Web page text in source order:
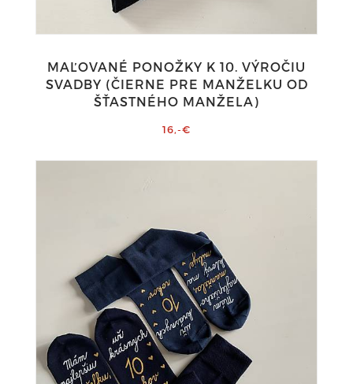
MAĽOVANÉ PONOŽKY K 10. VÝROČIU
SVADBY (ČIERNE PRE MANŽELKU OD
ŠŤASTNÉHO MANŽELA)
16,-€